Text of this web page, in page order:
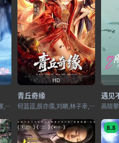
周秀娜,方力申,林雪,谈莉娜,刘俊纬,黄俊淇,张建波,蔡紫芬,杨泽湖,蒙伟明,郝在冬,何美钿,贾康熙,阴海龙,范福林,明婧,徐伟栋,唐文康
HD
青丘奇缘
何蓝逗,辰亦儒,刘頔,林子幸,陈蕊蕊,邓以婷,任珅,鞠可儿,赵崔玮,陈乐添,李颖,霍柔心,蔡卓宜
遇见
8.8